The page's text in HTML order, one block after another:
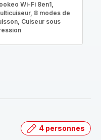
Wi-Fi 8en1,
8 modes de
Cuiseur sous
4 personnes